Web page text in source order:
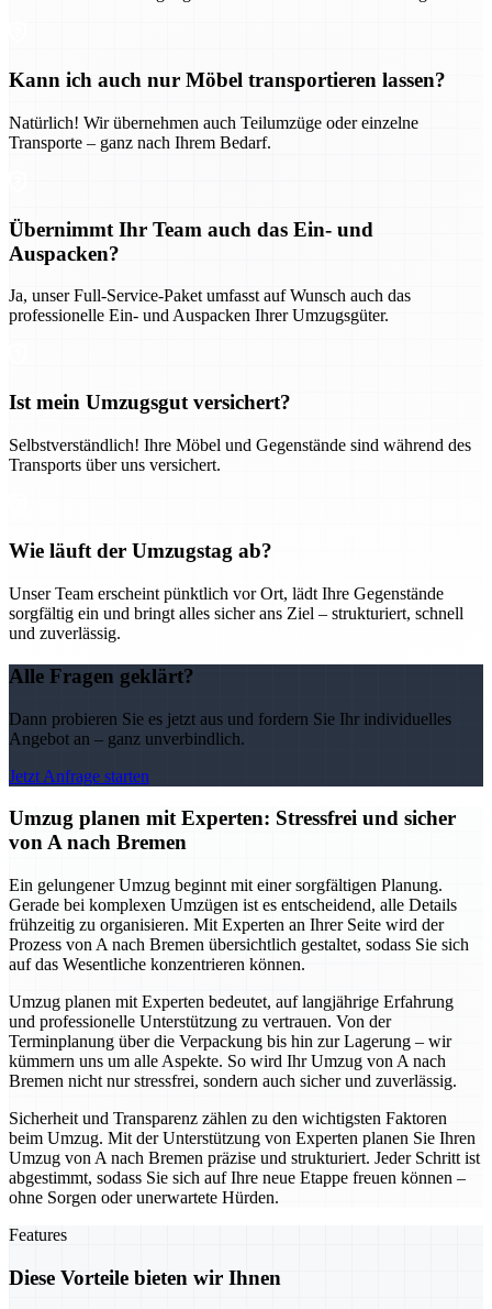
Kann ich auch nur Möbel transportieren lassen?
Natürlich! Wir übernehmen auch Teilumzüge oder einzelne
Transporte – ganz nach Ihrem Bedarf.
Übernimmt Ihr Team auch das Ein- und
Auspacken?
Ja, unser Full-Service-Paket umfasst auf Wunsch auch das
professionelle Ein- und Auspacken Ihrer Umzugsgüter.
Ist mein Umzugsgut versichert?
Selbstverständlich! Ihre Möbel und Gegenstände sind während des
Transports über uns versichert.
Wie läuft der Umzugstag ab?
Unser Team erscheint pünktlich vor Ort, lädt Ihre Gegenstände
sorgfältig ein und bringt alles sicher ans Ziel – strukturiert, schnell
und zuverlässig.
Alle Fragen geklärt?
Dann probieren Sie es jetzt aus und fordern Sie Ihr individuelles
Angebot an – ganz unverbindlich.
Jetzt Anfrage starten
Umzug planen mit Experten: Stressfrei und sicher
von A nach Bremen
Ein gelungener Umzug beginnt mit einer sorgfältigen Planung.
Gerade bei komplexen Umzügen ist es entscheidend, alle Details
frühzeitig zu organisieren. Mit Experten an Ihrer Seite wird der
Prozess von A nach Bremen übersichtlich gestaltet, sodass Sie sich
auf das Wesentliche konzentrieren können.
Umzug planen mit Experten bedeutet, auf langjährige Erfahrung
und professionelle Unterstützung zu vertrauen. Von der
Terminplanung über die Verpackung bis hin zur Lagerung – wir
kümmern uns um alle Aspekte. So wird Ihr Umzug von A nach
Bremen nicht nur stressfrei, sondern auch sicher und zuverlässig.
Sicherheit und Transparenz zählen zu den wichtigsten Faktoren
beim Umzug. Mit der Unterstützung von Experten planen Sie Ihren
Umzug von A nach Bremen präzise und strukturiert. Jeder Schritt ist
abgestimmt, sodass Sie sich auf Ihre neue Etappe freuen können –
ohne Sorgen oder unerwartete Hürden.
Features
Diese Vorteile bieten wir Ihnen